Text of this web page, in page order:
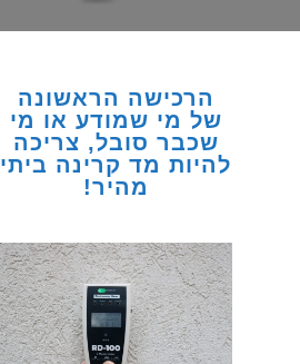
הרכישה הראשונה
של מי שמודע או מי
שכבר סובל, צריכה
להיות מד קרינה ביתי
מהיר!